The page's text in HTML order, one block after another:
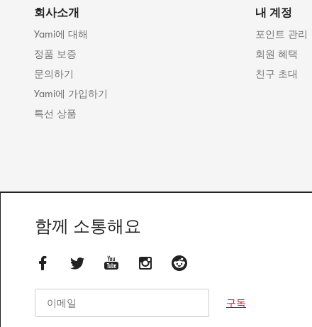
회사소개
Yami에 대해
정품 보증
문의하기
Yami에 가입하기
특선 상품
내 계정
포인트 관리
회원 혜택
친구 초대
함께 소통해요
구독